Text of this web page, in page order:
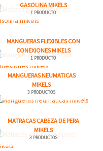
GASOLINA MIKELS
1 PRODUCTO
MANGUERAS FLEXIBLES CON
CONEXIONES MIKELS
1 PRODUCTO
MANGUERAS NEUMATICAS
MIKELS
3 PRODUCTOS
MATRACAS CABEZA DE PERA
MIKELS
3 PRODUCTOS